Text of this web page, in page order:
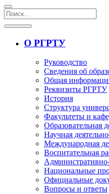
О РГРТУ
Руководство
Сведения об
Общая
Реквизиты РГРТУ
История
Структура
Факультеты и
Образовательная
Научная
Международная
Воспитательная
Административно-
Национальные
Официальные
Вопросы и ответы